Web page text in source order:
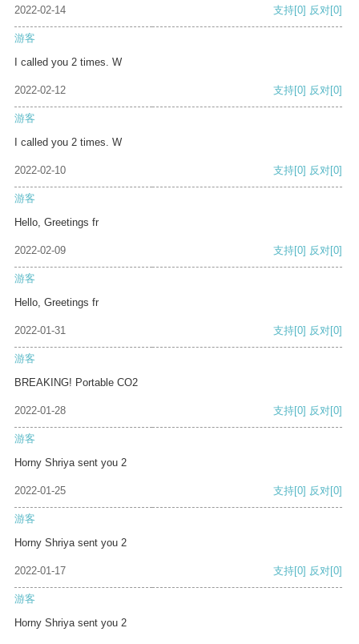
2022-02-14 支持[0] 反对[0]
游客
I called you 2 times. W
2022-02-12 支持[0] 反对[0]
游客
I called you 2 times. W
2022-02-10 支持[0] 反对[0]
游客
Hello, Greetings fr
2022-02-09 支持[0] 反对[0]
游客
Hello, Greetings fr
2022-01-31 支持[0] 反对[0]
游客
BREAKING! Portable CO2
2022-01-28 支持[0] 反对[0]
游客
Horny Shriya sent you 2
2022-01-25 支持[0] 反对[0]
游客
Horny Shriya sent you 2
2022-01-17 支持[0] 反对[0]
游客
Horny Shriya sent you 2